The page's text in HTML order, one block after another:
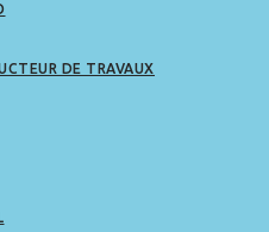
DE TRAVAUX